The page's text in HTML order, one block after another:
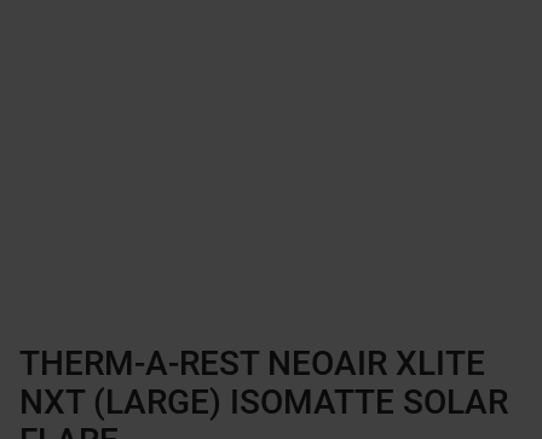
THERM-A-REST NEOAIR XLITE
NXT (LARGE) ISOMATTE SOLAR